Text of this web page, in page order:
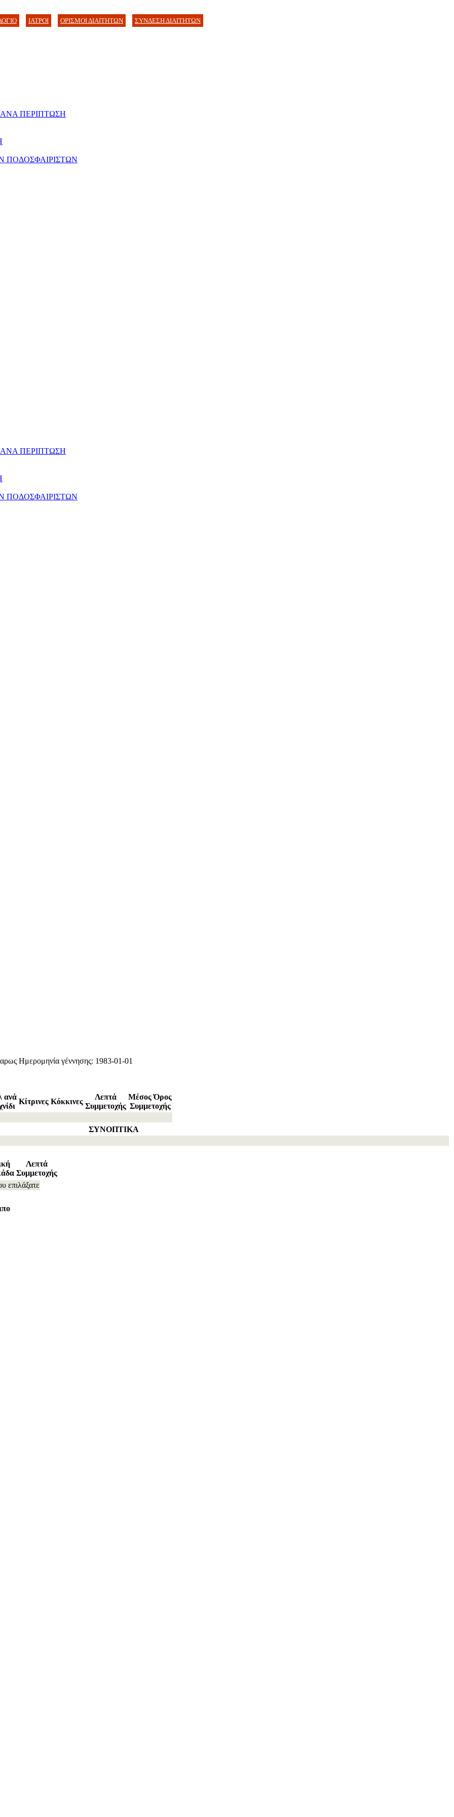
ΙΑΤΡΟΙ ΟΡΙΣΜΟΙ ΔΙΑΙΤΗΤΩΝ ΣΥΝΔΕΣΗ ΔΙΑΙΤΗΤΩΝ
ΠΕΡΙΠΤΩΣΗ
ΠΟΔΟΣΦΑΙΡΙΣΤΩΝ
ΠΕΡΙΠΤΩΣΗ
ΠΟΔΟΣΦΑΙΡΙΣΤΩΝ
Ημερομηνία γέννησης: 1983-01-01
ανά
Κίτρινες Κόκκινες
Λεπτά
Συμμετοχής
Μέσος Όρος
Συμμετοχής
ΣΥΝΟΠΤΙΚΑ
Λεπτά
Συμμετοχής
επιλάξατε